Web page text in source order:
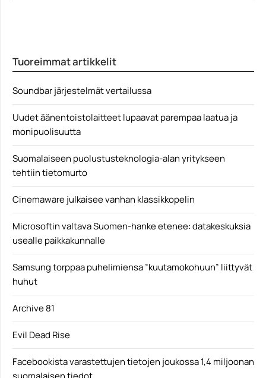
Tuoreimmat artikkelit
Soundbar järjestelmät vertailussa
Uudet äänentoistolaitteet lupaavat parempaa laatua ja
monipuolisuutta
Suomalaiseen puolustusteknologia-alan yritykseen
tehtiin tietomurto
Cinemaware julkaisee vanhan klassikkopelin
Microsoftin valtava Suomen-hanke etenee: datakeskuksia
usealle paikkakunnalle
Samsung torppaa puhelimiensa ”kuutamokohuun” liittyvät
huhut
Archive 81
Evil Dead Rise
Facebookista varastettujen tietojen joukossa 1,4 miljoonan